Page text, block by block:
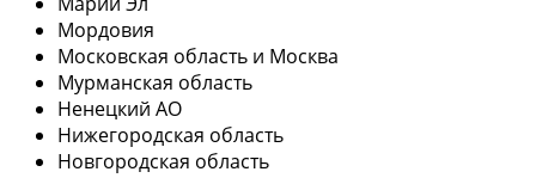
Мордовия
Московская область и Москва
Мурманская область
Ненецкий АО
Нижегородская область
Новгородская область